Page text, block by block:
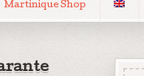
Martinique Shop